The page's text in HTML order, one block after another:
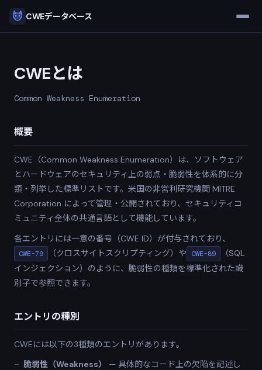
CWEデータベース
CWEとは
Common Weakness Enumeration
概要
CWE（Common Weakness Enumeration）は、ソフトウェア
とハードウェアのセキュリティ上の弱点・脆弱性を体系的に分
類・列挙した標準リストです。米国の非営利研究機関 MITRE
Corporation によって管理・公開されており、セキュリティコ
ミュニティ全体の共通言語として機能しています。
各エントリには一意の番号（CWE ID）が付与されており、
CWE-79 （クロスサイトスクリプティング）や CWE-89
（SQL
インジェクション）のように、脆弱性の種類を標準化された識
別子で参照できます。
エントリの種別
CWEには以下の3種類のエントリがあります。
脆弱性（Weakness）
— 具体的なコード上の欠陥を記述し